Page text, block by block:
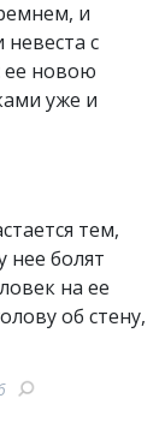
и
с
ее новою
уже и
тем,
нее болят
на ее
об стену,